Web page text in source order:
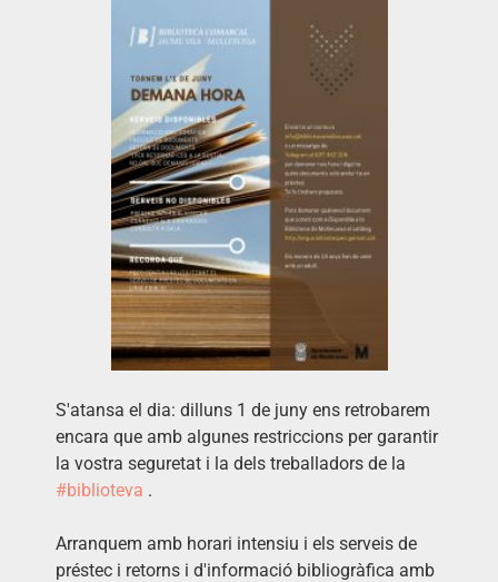
S'atansa el dia: dilluns 1 de juny ens retrobarem
encara que amb algunes restriccions per garantir
la vostra seguretat i la dels treballadors de la
#biblioteva .
Arranquem amb horari intensiu i els serveis de
préstec i retorns i d'informació bibliogràfica amb